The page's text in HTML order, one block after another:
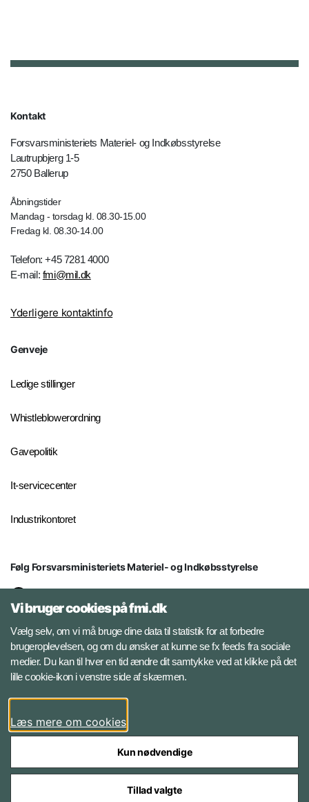
Kontakt
Forsvarsministeriets Materiel- og Indkøbsstyrelse
Lautrupbjerg 1-5
2750 Ballerup
Åbningstider
Mandag - torsdag kl. 08.30-15.00
Fredag kl. 08.30-14.00
Telefon: +45 7281 4000
E-mail: fmi@mil.dk
Yderligere kontaktinfo
Genveje
Ledige stillinger
Whistleblowerordning
Gavepolitik
It-servicecenter
Industrikontoret
Følg Forsvarsministeriets Materiel- og Indkøbsstyrelse
Facebook
Instagram
YouTube
Vi bruger cookies på fmi.dk
Vælg selv, om vi må bruge dine data til statistik for at forbedre
brugeroplevelsen, og om du ønsker at kunne se fx feeds fra sociale
medier. Du kan til hver en tid ændre dit samtykke ved at klikke på det
lille cookie-ikon i venstre side af skærmen.
Læs mere om cookies
Kun nødvendige
Tillad valgte